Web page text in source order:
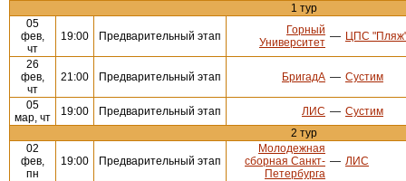
1 тур
05
фев,
чт
19:00 Предварительный этап
Горный
Университет — ЦПС
26
фев,
чт
21:00 Предварительный этап БригадА — Сустим
05
мар, чт
19:00 Предварительный этап ЛИС — Сустим
2 тур
02
фев,
пн
19:00 Предварительный этап
Молодежная
сборная Санкт-
Петербурга
— ЛИС